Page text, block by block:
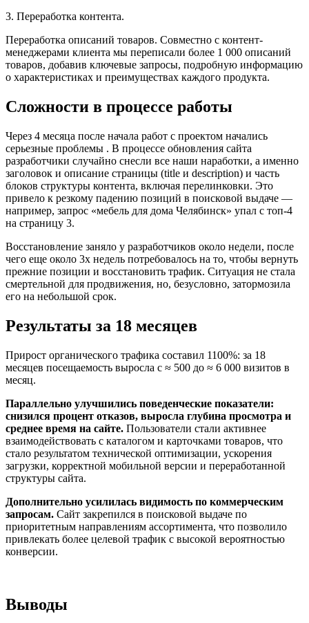
3. Переработка контента.
Переработка описаний товаров. Совместно с контент-
менеджерами клиента мы переписали более 1 000 описаний
товаров, добавив ключевые запросы, подробную информацию
о характеристиках и преимуществах каждого продукта.
Сложности в процессе работы
Через 4 месяца после начала работ с проектом начались
серьезные проблемы . В процессе обновления сайта
разработчики случайно снесли все наши наработки, а именно
заголовок и описание страницы (title и description) и часть
блоков структуры контента, включая перелинковки. Это
привело к резкому падению позиций в поисковой выдаче —
например, запрос «мебель для дома Челябинск» упал с топ-4
на страницу 3.
Восстановление заняло у разработчиков около недели, после
чего еще около 3х недель потребовалось на то, чтобы вернуть
прежние позиции и восстановить трафик. Ситуация не стала
смертельной для продвижения, но, безусловно, затормозила
его на небольшой срок.
Результаты за 18 месяцев
Прирост органического трафика составил 1100%: за 18
месяцев посещаемость выросла с ≈ 500 до ≈ 6 000 визитов в
месяц.
Параллельно улучшились поведенческие показатели:
снизился процент отказов, выросла глубина просмотра и
среднее время на сайте. Пользователи стали активнее
взаимодействовать с каталогом и карточками товаров, что
стало результатом технической оптимизации, ускорения
загрузки, корректной мобильной версии и переработанной
структуры сайта.
Дополнительно усилилась видимость по коммерческим
запросам. Сайт закрепился в поисковой выдаче по
приоритетным направлениям ассортимента, что позволило
привлекать более целевой трафик с высокой вероятностью
конверсии.
Выводы